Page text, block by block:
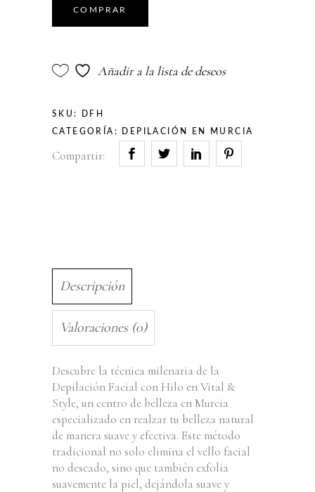
Hilo
quantity
COMPRAR
Añadir a la lista de deseos
SKU: DFH
CATEGORÍA: DEPILACIÓN EN MURCIA
Compartir:
Descripción
Valoraciones (0)
Descubre la técnica milenaria de la
Depilación Facial con Hilo en Vital &
Style, un centro de belleza en Murcia
especializado en realzar tu belleza natural
de manera suave y efectiva. Este método
tradicional no solo elimina el vello facial
no deseado, sino que también exfolia
suavemente la piel, dejándola suave y